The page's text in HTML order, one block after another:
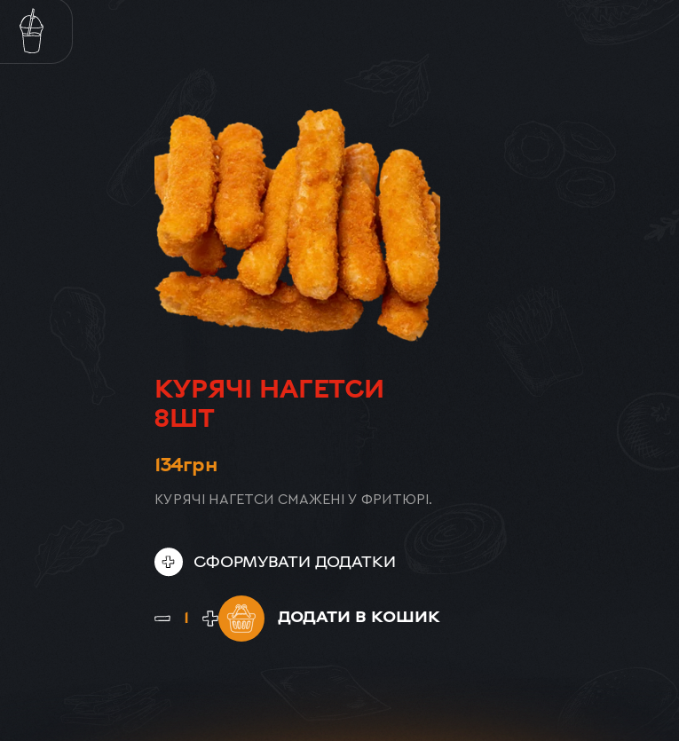
КУРЯЧІ НАГЕТСИ
8ШТ
ХОТ-ДОГ
134грн
КУРЯЧІ НАГЕТСИ СМАЖЕНІ У ФРИТЮРІ.
СФОРМУВАТИ ДОДАТКИ
ДОДАТИ В КОШИК